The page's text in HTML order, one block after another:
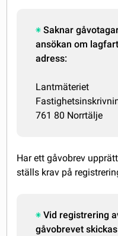
Saknar
ansökan om
adress:
Lantmäteriet
761 80 Norrtälje
Har ett gåvobrev
ställs krav på
Vid registrering
gåvobrevet